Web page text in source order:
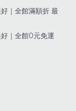
｜全館滿額折 最
｜全館0元免運